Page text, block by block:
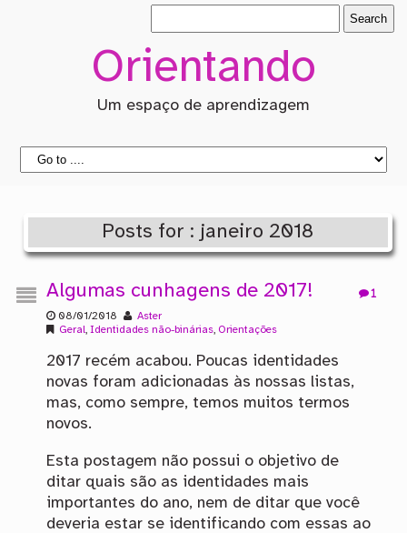
Orientando
Um espaço de aprendizagem
Posts for : janeiro 2018
Algumas cunhagens de 2017! 1
08/01/2018
Aster
Geral, Identidades não-binárias, Orientações
2017 recém acabou. Poucas identidades
novas foram adicionadas às nossas listas,
mas, como sempre, temos muitos termos
novos.
Esta postagem não possui o objetivo de
ditar quais são as identidades mais
importantes do ano, nem de ditar que você
deveria estar se identificando com essas ao